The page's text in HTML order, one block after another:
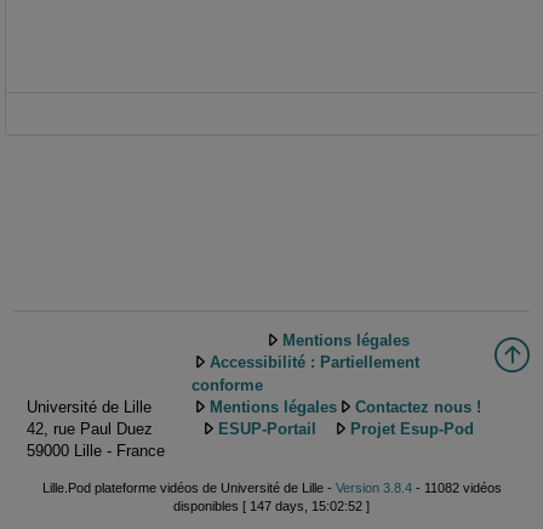
Université de Lille
42, rue Paul Duez
59000 Lille - France
Mentions légales
Accessibilité : Partiellement
conforme
Mentions légales
Contactez nous !
ESUP-Portail
Projet Esup-Pod
Lille.Pod plateforme vidéos de Université de Lille - Version 3.8.4- 11082 vidéos
disponibles [ 147 days, 15:02:52 ]